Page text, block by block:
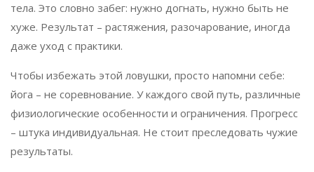
тела. Это словно забег: нужно догнать, нужно быть не
хуже. Результат – растяжения, разочарование, иногда
даже уход с практики.
Чтобы избежать этой ловушки, просто напомни себе:
йога – не соревнование. У каждого свой путь, различные
физиологические особенности и ограничения. Прогресс
– штука индивидуальная. Не стоит преследовать чужие
результаты.